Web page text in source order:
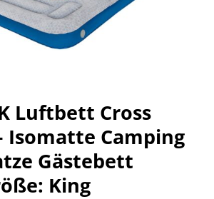
Luftbett Cross
Isomatte Camping
Gästebett
King